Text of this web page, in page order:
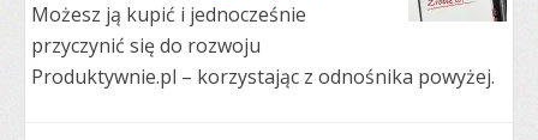
Możesz ją kupić i jednocześnie
przyczynić się do rozwoju
Produktywnie.pl – korzystając z odnośnika powyżej.